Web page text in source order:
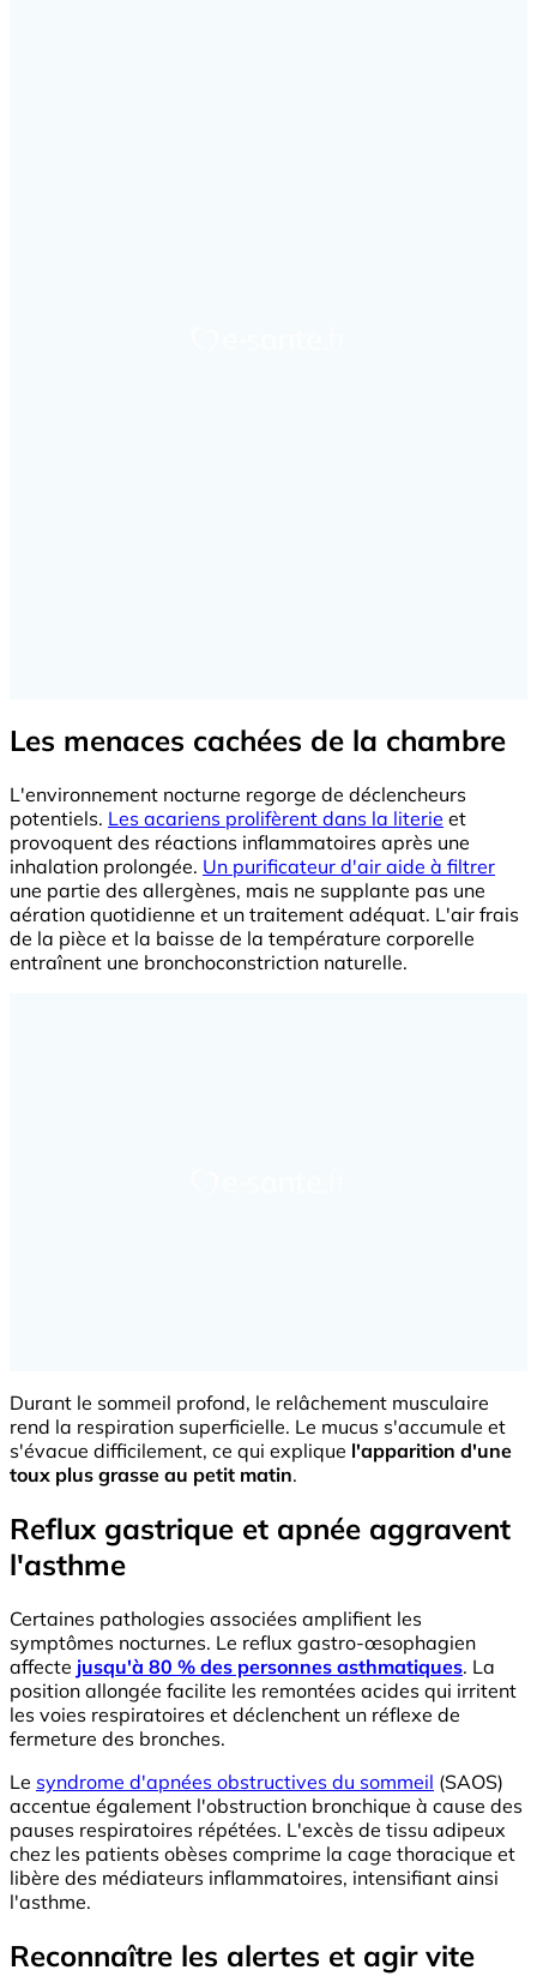
Les menaces cachées de la chambre
L'environnement nocturne regorge de déclencheurs
potentiels. Les acariens prolifèrent dans la literie et
provoquent des réactions inflammatoires après une
inhalation prolongée. Un purificateur d'air aide à filtrer
une partie des allergènes, mais ne supplante pas une
aération quotidienne et un traitement adéquat. L'air frais
de la pièce et la baisse de la température corporelle
entraînent une bronchoconstriction naturelle.
Durant le sommeil profond, le relâchement musculaire
rend la respiration superficielle. Le mucus s'accumule et
s'évacue difficilement, ce qui explique l'apparition d'une
toux plus grasse au petit matin.
Reflux gastrique et apnée aggravent
l'asthme
Certaines pathologies associées amplifient les
symptômes nocturnes. Le reflux gastro-œsophagien
affecte jusqu'à 80 % des personnes asthmatiques. La
position allongée facilite les remontées acides qui irritent
les voies respiratoires et déclenchent un réflexe de
fermeture des bronches.
Le syndrome d'apnées obstructives du sommeil (SAOS)
accentue également l'obstruction bronchique à cause des
pauses respiratoires répétées. L'excès de tissu adipeux
chez les patients obèses comprime la cage thoracique et
libère des médiateurs inflammatoires, intensifiant ainsi
l'asthme.
Reconnaître les alertes et agir vite